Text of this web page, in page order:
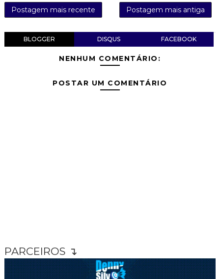
Postagem mais recente Postagem mais antiga
BLOGGER DISQUS FACEBOOK
NENHUM COMENTÁRIO:
POSTAR UM COMENTÁRIO
PARCEIROS ↴